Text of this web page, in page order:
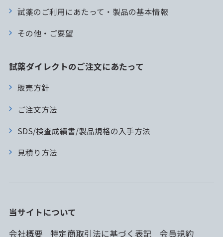
試薬のご利用にあたって・製品の基本情報
その他・ご要望
試薬ダイレクトのご注文にあたって
販売方針
ご注文方法
SDS/検査成績書/製品規格の入手方法
見積り方法
当サイトについて
会社概要
特定商取引法に基づく表記 会員規約